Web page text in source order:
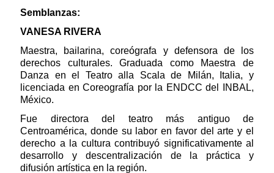
Semblanzas:
VANESA RIVERA
Maestra, bailarina, coreógrafa y defensora de los
derechos culturales. Graduada como Maestra de
Danza en el Teatro alla Scala de Milán, Italia, y
licenciada en Coreografía por la ENDCC del INBAL,
México.
Fue directora del teatro más antiguo de
Centroamérica, donde su labor en favor del arte y el
derecho a la cultura contribuyó significativamente al
desarrollo y descentralización de la práctica y
difusión artística en la región.